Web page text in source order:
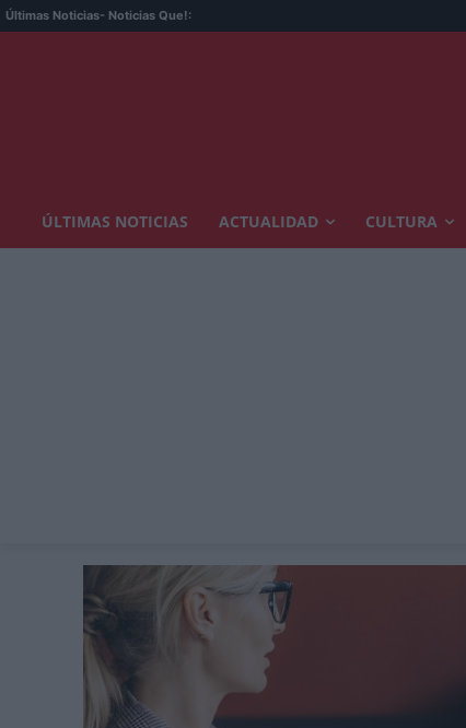
Últimas Noticias- Noticias Que!:
ÚLTIMAS NOTICIAS ACTUALIDAD CULTURA